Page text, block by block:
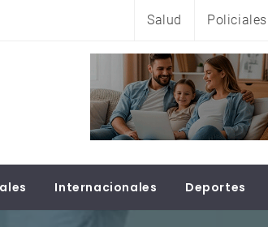
Salud Policiales
Internacionales Deportes